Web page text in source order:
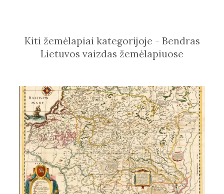
Kiti žemėlapiai kategorijoje - Bendras
Lietuvos vaizdas žemėlapiuose